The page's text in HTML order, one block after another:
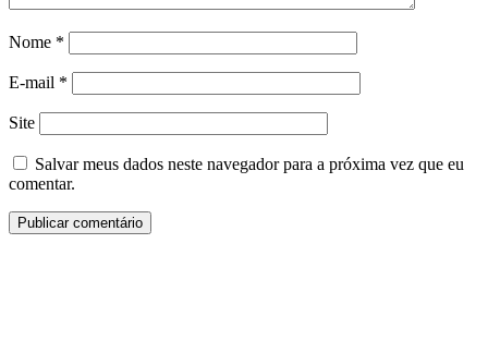
Nome *
E-mail *
Site
Salvar meus dados neste navegador para a próxima vez que eu
comentar.